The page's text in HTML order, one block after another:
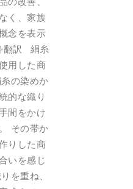
く、家族
念を表示
翻訳 絹糸
用した商
の染めか
的な織り
間をかけ
その帯か
りした商
いを感じ
を重ね、